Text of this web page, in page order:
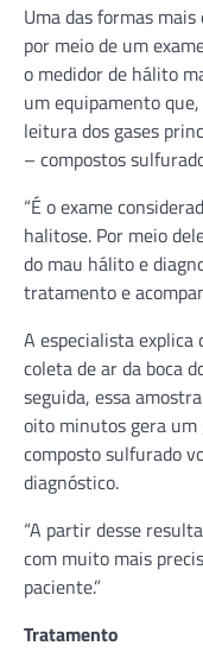
Uma das formas
por meio de um
o medidor de hálito
um equipamento
leitura dos gases
– compostos
“É o exame
halitose. Por meio
do mau hálito e
tratamento e
A especialista explica
coleta de ar da boca
seguida, essa
oito minutos gera um
composto sulfurado
diagnóstico.
“A partir desse
com muito mais
paciente.”
Tratamento